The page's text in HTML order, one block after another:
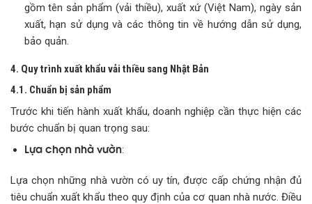
gồm tên sản phẩm (vải thiều), xuất xứ (Việt Nam), ngày sản
xuất, hạn sử dụng và các thông tin về hướng dẫn sử dụng,
bảo quản.
4. Quy trình xuất khẩu vải thiều sang Nhật Bản
4.1. Chuẩn bị sản phẩm
Trước khi tiến hành xuất khẩu, doanh nghiệp cần thực hiện các
bước chuẩn bị quan trọng sau:
Lựa chọn nhà vườn:
Lựa chọn những nhà vườn có uy tín, được cấp chứng nhận đủ
tiêu chuẩn xuất khẩu theo quy định của cơ quan nhà nước. Điều